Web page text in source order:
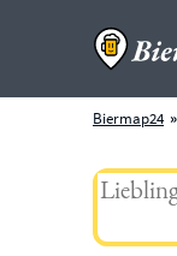
Biermap24